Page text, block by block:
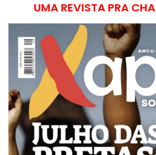
UMA REVISTA PRA